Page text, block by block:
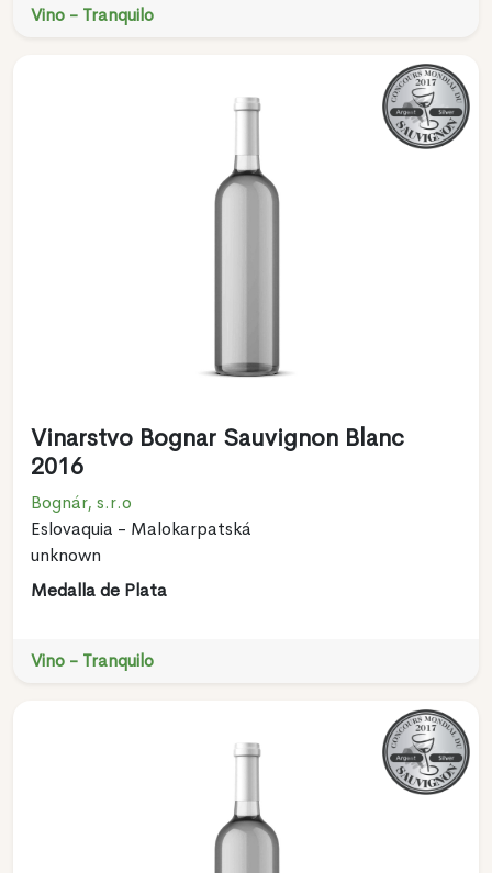
Vino - Tranquilo
Vinarstvo Bognar Sauvignon Blanc
2016
Bognár, s.r.o
Eslovaquia - Malokarpatská
unknown
Medalla de Plata
Vino - Tranquilo